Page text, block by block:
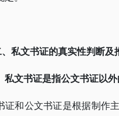
私文书证的真实性判断及
私文书证是指公文书证以
证和公文书证是根据制作